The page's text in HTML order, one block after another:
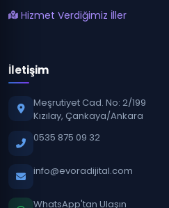
Hizmet Verdiğimiz İller
İletişim
Meşrutiyet Cad. No: 2/199
Kızılay, Çankaya/Ankara
0535 875 09 32
info@evoradijital.com
WhatsApp'tan Ulaşın